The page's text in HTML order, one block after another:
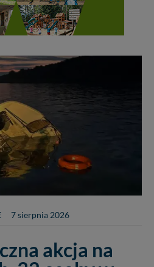
7 sierpnia 2026
akcja na